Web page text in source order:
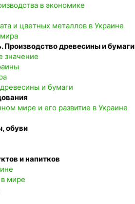
в экономике
и цветных металлов в Украине
древесины и бумаги
значение
и бумаги
мире и его развитие в Украине
обуви
и напитков
мире